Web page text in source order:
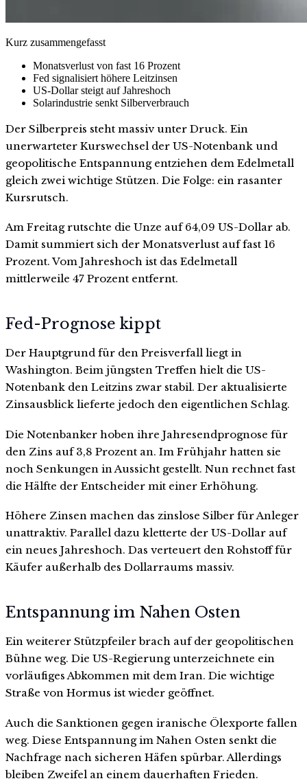
Kurz zusammengefasst
Monatsverlust von fast 16 Prozent
Fed signalisiert höhere Leitzinsen
US-Dollar steigt auf Jahreshoch
Solarindustrie senkt Silberverbrauch
Der Silberpreis steht massiv unter Druck. Ein
unerwarteter Kurswechsel der US-Notenbank und
geopolitische Entspannung entziehen dem Edelmetall
gleich zwei wichtige Stützen. Die Folge: ein rasanter
Kursrutsch.
Am Freitag rutschte die Unze auf 64,09 US-Dollar ab.
Damit summiert sich der Monatsverlust auf fast 16
Prozent. Vom Jahreshoch ist das Edelmetall
mittlerweile 47 Prozent entfernt.
Fed-Prognose kippt
Der Hauptgrund für den Preisverfall liegt in
Washington. Beim jüngsten Treffen hielt die US-
Notenbank den Leitzins zwar stabil. Der aktualisierte
Zinsausblick lieferte jedoch den eigentlichen Schlag.
Die Notenbanker hoben ihre Jahresendprognose für
den Zins auf 3,8 Prozent an. Im Frühjahr hatten sie
noch Senkungen in Aussicht gestellt. Nun rechnet fast
die Hälfte der Entscheider mit einer Erhöhung.
Höhere Zinsen machen das zinslose Silber für Anleger
unattraktiv. Parallel dazu kletterte der US-Dollar auf
ein neues Jahreshoch. Das verteuert den Rohstoff für
Käufer außerhalb des Dollarraums massiv.
Entspannung im Nahen Osten
Ein weiterer Stützpfeiler brach auf der geopolitischen
Bühne weg. Die US-Regierung unterzeichnete ein
vorläufiges Abkommen mit dem Iran. Die wichtige
Straße von Hormus ist wieder geöffnet.
Auch die Sanktionen gegen iranische Ölexporte fallen
weg. Diese Entspannung im Nahen Osten senkt die
Nachfrage nach sicheren Häfen spürbar. Allerdings
bleiben Zweifel an einem dauerhaften Frieden.